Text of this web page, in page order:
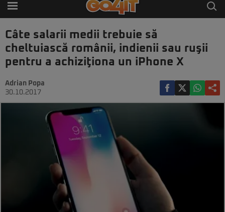
Câte salarii medii trebuie să
cheltuiască românii, indienii sau ruşii
pentru a achiziţiona un iPhone X
Adrian Popa
30.10.2017